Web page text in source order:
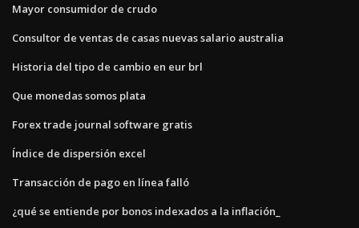
Mayor consumidor de crudo
Consultor de ventas de casas nuevas salario australia
Historia del tipo de cambio en eur brl
Que monedas somos plata
Forex trade journal software gratis
Índice de dispersión excel
Transacción de pago en línea falló
¿qué se entiende por bonos indexados a la inflación_